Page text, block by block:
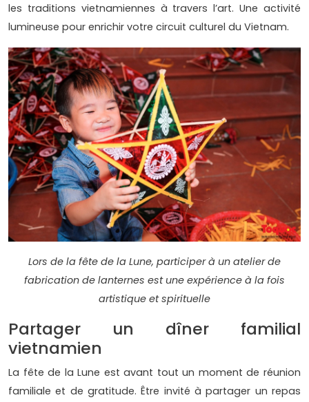
les traditions vietnamiennes à travers l’art. Une activité
lumineuse pour enrichir votre circuit culturel du Vietnam.
Lors de la fête de la Lune, participer à un atelier de
fabrication de lanternes est une expérience à la fois
artistique et spirituelle
Partager un dîner familial
vietnamien
La fête de la Lune est avant tout un moment de réunion
familiale et de gratitude. Être invité à partager un repas